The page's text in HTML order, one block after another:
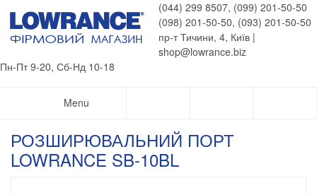
(044) 299 8507, (099) 201-50-50
(098) 201-50-50, (093) 201-50-50
пр-т Тичини, 4, Київ |
shop@lowrance.biz
Пн-Пт 9-20, Сб-Нд 10-18
Menu
РОЗШИРЮВАЛЬНИЙ ПОРТ
LOWRANCE SB-10BL